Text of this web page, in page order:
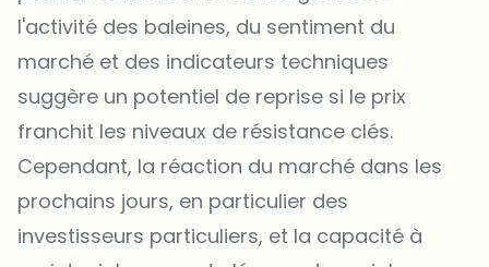
l'activité des baleines, du sentiment du
marché et des indicateurs techniques
suggère un potentiel de reprise si le prix
franchit les niveaux de résistance clés.
Cependant, la réaction du marché dans les
prochains jours, en particulier des
investisseurs particuliers, et la capacité à